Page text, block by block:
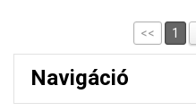
<< 1
Navigáció